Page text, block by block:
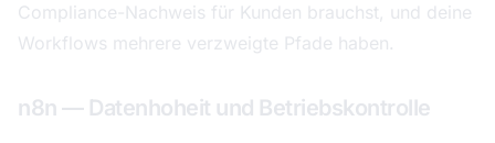
Compliance-Nachweis für Kunden brauchst, und deine
Workflows mehrere verzweigte Pfade haben.
n8n — Datenhoheit und Betriebskontrolle